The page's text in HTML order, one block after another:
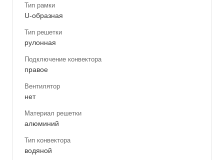
Тип рамки
U-образная
Тип решетки
рулонная
Подключение конвектора
правое
Вентилятор
нет
Материал решетки
алюминий
Тип конвектора
водяной